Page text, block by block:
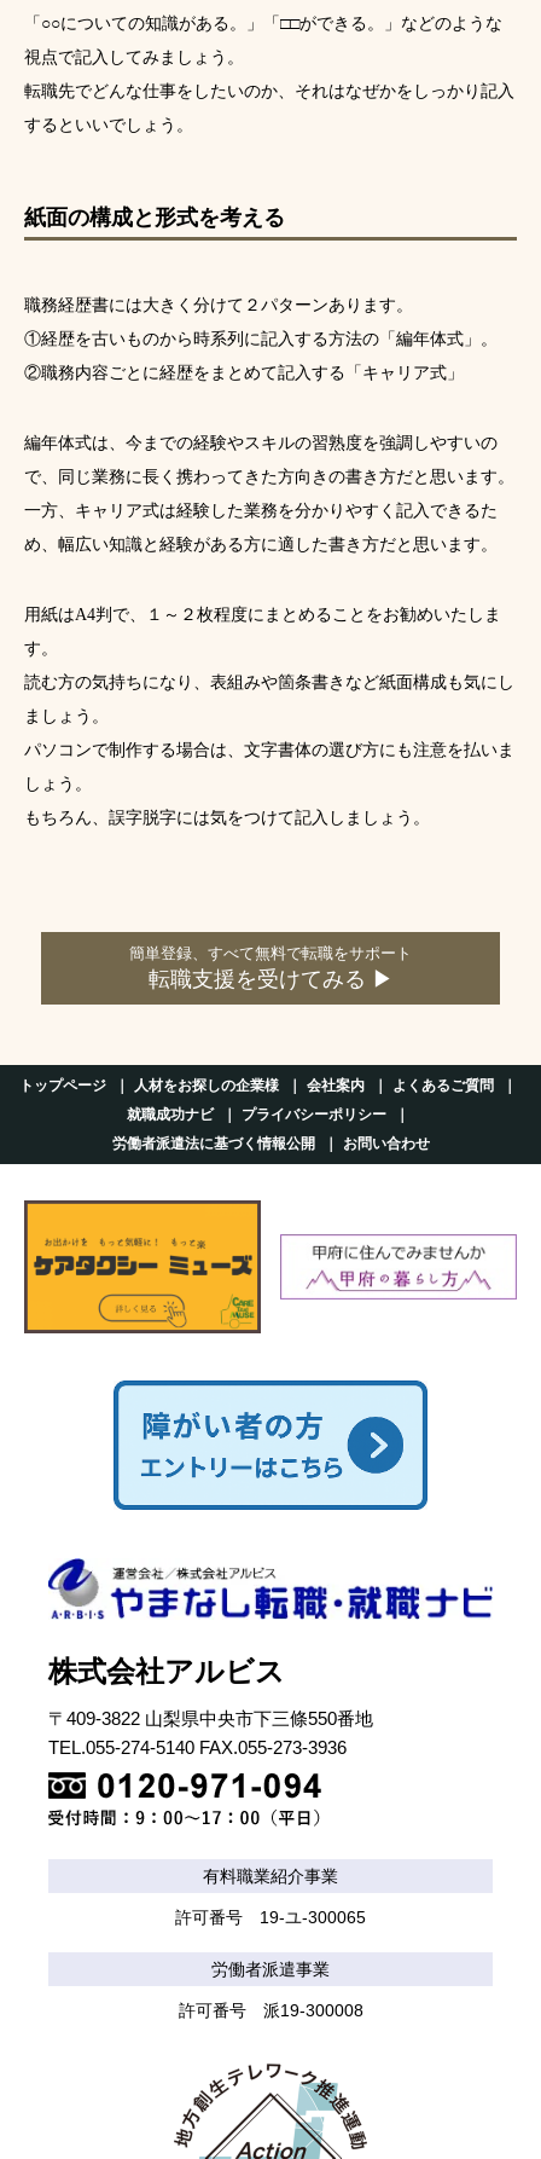
「○○についての知識がある。」「□□ができる。」などのような
視点で記入してみましょう。
転職先でどんな仕事をしたいのか、それはなぜかをしっかり記入
するといいでしょう。
紙面の構成と形式を考える
職務経歴書には大きく分けて２パターンあります。
①経歴を古いものから時系列に記入する方法の「編年体式」。
②職務内容ごとに経歴をまとめて記入する「キャリア式」
編年体式は、今までの経験やスキルの習熟度を強調しやすいの
で、同じ業務に長く携わってきた方向きの書き方だと思います。
一方、キャリア式は経験した業務を分かりやすく記入できるた
め、幅広い知識と経験がある方に適した書き方だと思います。
用紙はA4判で、１～２枚程度にまとめることをお勧めいたしま
す。
読む方の気持ちになり、表組みや箇条書きなど紙面構成も気にし
ましょう。
パソコンで制作する場合は、文字書体の選び方にも注意を払いま
しょう。
もちろん、誤字脱字には気をつけて記入しましょう。
簡単登録、すべて無料で転職をサポート
転職支援を受けてみる ▶
トップページ 人材をお探しの企業様 会社案内
よくあるご質問
就職成功ナビ
プライバシーポリシー
労働者派遣法に基づく情報公開
お問い合わせ
株式会社アルビス
〒409-3822 山梨県中央市下三條550番地
TEL.055-274-5140 FAX.055-273-3936
有料職業紹介事業
許可番号 19-ユ-300065
労働者派遣事業
許可番号 派19-300008